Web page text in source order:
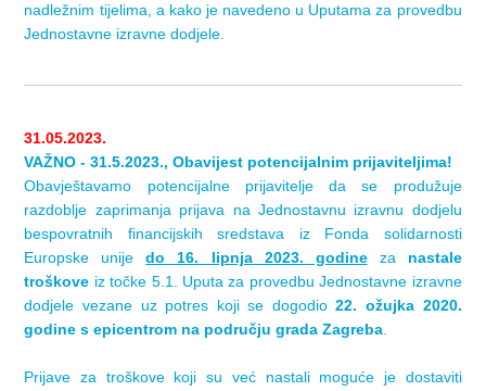
nadležnim tijelima, a kako je navedeno u Uputama za provedbu
Jednostavne izravne dodjele.
31.05.2023.
VAŽNO - 31.5.2023., Obavijest potencijalnim prijaviteljima!
Obavještavamo potencijalne prijavitelje da se produžuje
razdoblje zaprimanja prijava na Jednostavnu izravnu dodjelu
bespovratnih financijskih sredstava iz Fonda solidarnosti
Europske unijedo 16. lipnja 2023. godineza nastale
troškove iz točke 5.1. Uputa za provedbu Jednostavne izravne
dodjele vezane uz potres koji se dogodio22. ožujka 2020.
godine s epicentrom na području grada Zagreba
Prijave za troškove koji su već nastali moguće je dostaviti